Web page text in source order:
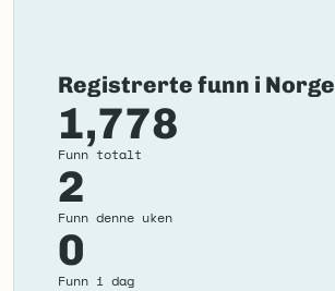
Registrerte funn i Norge
1,778
Funn totalt
2
Funn denne uken
0
Funn i dag